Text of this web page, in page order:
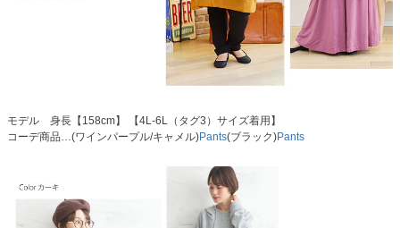
モデル 身長【158cm】 【4L-6L（タグ3）サイズ着用】
コーデ商品…(ワインパープル/キャメル)Pants(ブラック)Pants